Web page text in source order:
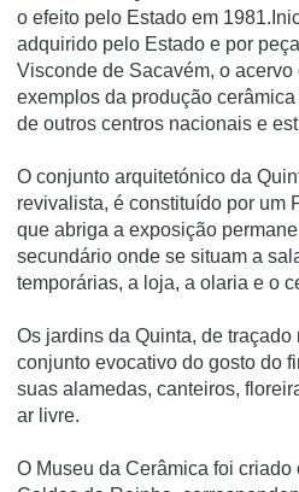
o efeito pelo Estado em
adquirido pelo Estado e por
Visconde de Sacavém, o acervo
exemplos da produção
de outros centros nacionais e
O conjunto arquitetónico da
revivalista, é constituí­do por um
que abriga a exposição
secundário onde se situam a
temporárias, a loja, a olaria e o
Os jardins da Quinta, de
conjunto evocativo do gosto do
suas alamedas, canteiros,
ar livre.
O Museu da Cerâmica foi